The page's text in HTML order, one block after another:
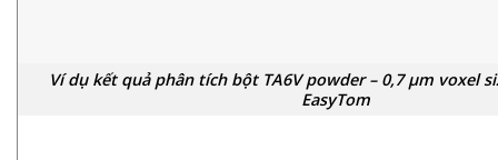
Ví dụ kết quả phân tích bột TA6V powder – 0,7 µm voxel
EasyTom